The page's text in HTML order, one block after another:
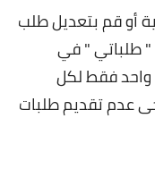
أو قم بتعديل طلب
" طلباتي " في
فقط لكل
عدم تقديم طلبات